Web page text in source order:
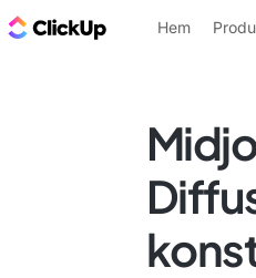
ClickUp-
Hem